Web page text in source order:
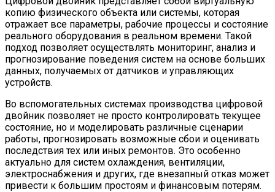
копию физического объекта или системы, которая
отражает все параметры, рабочие процессы и состояние
реального оборудования в реальном времени. Такой
подход позволяет осуществлять мониторинг, анализ и
прогнозирование поведения систем на основе больших
данных, получаемых от датчиков и управляющих
устройств.
Во вспомогательных системах производства цифровой
двойник позволяет не просто контролировать текущее
состояние, но и моделировать различные сценарии
работы, прогнозировать возможные сбои и оценивать
последствия тех или иных ремонтов. Это особенно
актуально для систем охлаждения, вентиляции,
электроснабжения и других, где внезапный отказ может
привести к большим простоям и финансовым потерям.